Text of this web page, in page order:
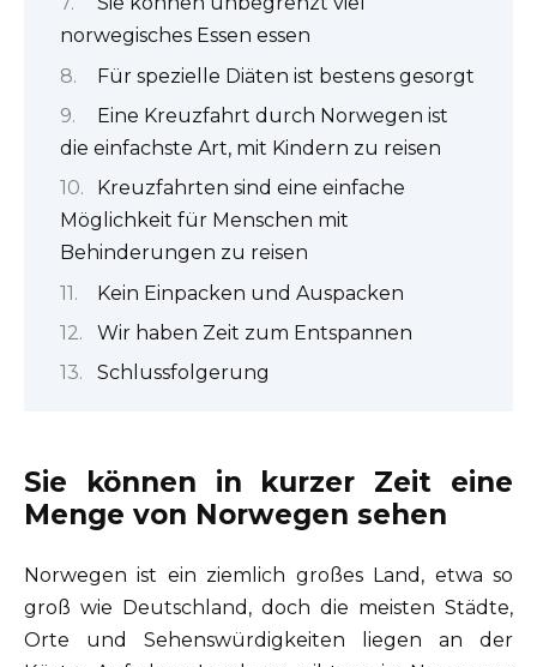
norwegisches Essen essen
Für spezielle Diäten ist bestens gesorgt
Eine Kreuzfahrt durch Norwegen ist
die einfachste Art, mit Kindern zu reisen
Kreuzfahrten sind eine einfache
Möglichkeit für Menschen mit
Behinderungen zu reisen
Kein Einpacken und Auspacken
Wir haben Zeit zum Entspannen
Schlussfolgerung
Sie können in kurzer Zeit eine
Menge von Norwegen sehen
Norwegen ist ein ziemlich großes Land, etwa so
groß wie Deutschland, doch die meisten Städte,
Orte und Sehenswürdigkeiten liegen an der